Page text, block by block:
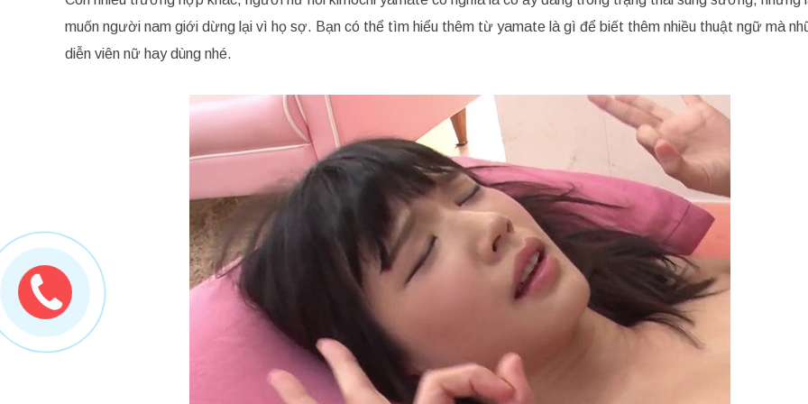
muốn người nam giới dừng lại vì họ sợ. Bạn có thể tìm hiểu thêm từ yamate là gì để biết thêm nhiều thuật ngữ mà
diễn viên nữ hay dùng nhé.